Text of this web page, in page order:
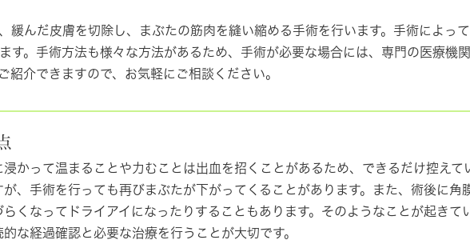
緩んだ皮膚を切除し、まぶたの筋肉を縫い縮める手術を行います。手術によっ
す。手術方法も様々な方法があるため、手術が必要な場合には、専門の医療機
紹介できますので、お気軽にご相談ください。
かって温まることや力むことは出血を招くことがあるため、できるだけ控えて
、手術を行っても再びまぶたが下がってくることがあります。また、術後に角
らくなってドライアイになったりすることもあります。そのようなことが起きて
な経過確認と必要な治療を行うことが大切です。